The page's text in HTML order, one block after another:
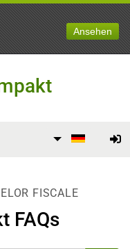
Ansehen
FISCALE
FAQs